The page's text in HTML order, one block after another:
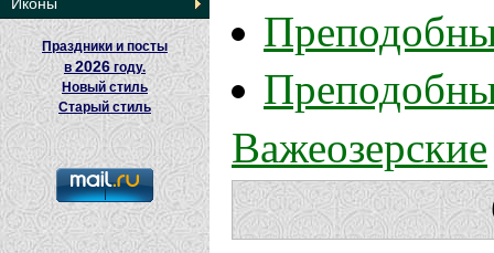
Праздники и посты
в2026 году.
Новый стиль
Старый стиль
Важеозерские